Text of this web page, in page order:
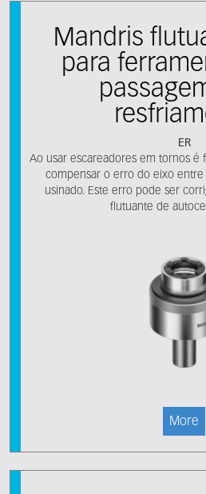
Mandris
para
ER
Ao usar escareadores em tornos é
compensar o erro do eixo
usinado. Este erro pode ser
flutuante de
More